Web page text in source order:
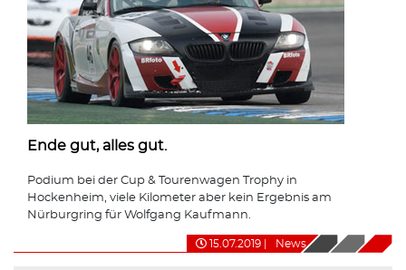
Ende gut, alles gut.
Podium bei der Cup & Tourenwagen Trophy in
Hockenheim, viele Kilometer aber kein Ergebnis am
Nürburgring für Wolfgang Kaufmann.
15.07.2019 News